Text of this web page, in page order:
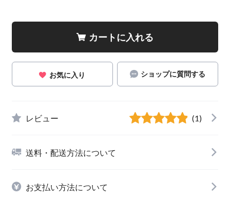
カートに入れる
お気に入り ショップに質問する
レビュー (1)
送料・配送方法について
お支払い方法について